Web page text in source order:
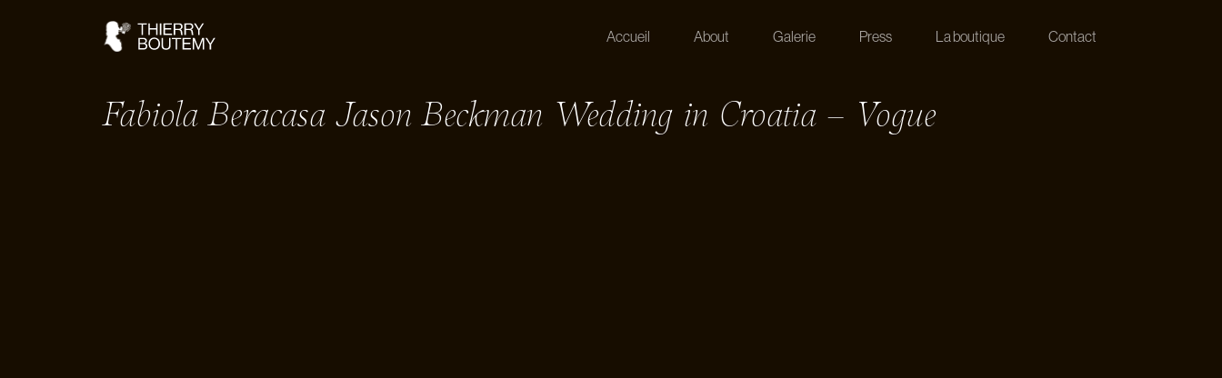
Accueil About Galerie Press La boutique Contact
Fabiola Beracasa Jason Beckman Wedding in Croatia – Vogue